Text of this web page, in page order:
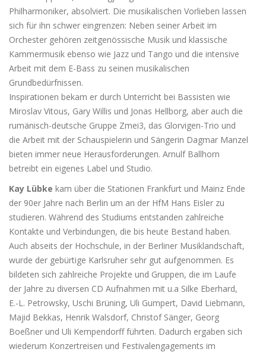
Philharmoniker, absolviert. Die musikalischen Vorlieben lassen
sich für ihn schwer eingrenzen: Neben seiner Arbeit im
Orchester gehören zeitgenössische Musik und klassische
Kammermusik ebenso wie Jazz und Tango und die intensive
Arbeit mit dem E-Bass zu seinen musikalischen
Grundbedürfnissen.
Inspirationen bekam er durch Unterricht bei Bassisten wie
Miroslav Vitous, Gary Willis und Jonas Hellborg, aber auch die
rumänisch-deutsche Gruppe Zmei3, das Glorvigen-Trio und
die Arbeit mit der Schauspielerin und Sängerin Dagmar Manzel
bieten immer neue Herausforderungen. Arnulf Ballhorn
betreibt ein eigenes Label und Studio.
Kay Lübke kam über die Stationen Frankfurt und Mainz Ende
der 90er Jahre nach Berlin um an der HfM Hans Eisler zu
studieren. Während des Studiums entstanden zahlreiche
Kontakte und Verbindungen, die bis heute Bestand haben.
Auch abseits der Hochschule, in der Berliner Musiklandschaft,
wurde der gebürtige Karlsruher sehr gut aufgenommen. Es
bildeten sich zahlreiche Projekte und Gruppen, die im Laufe
der Jahre zu diversen CD Aufnahmen mit u.a Silke Eberhard,
E.-L. Petrowsky, Uschi Brüning, Uli Gumpert, David Liebmann,
Majid Bekkas, Henrik Walsdorf, Christof Sänger, Georg
Boeßner und Uli Kempendorff führten. Dadurch ergaben sich
wiederum Konzertreisen und Festivalengagements im